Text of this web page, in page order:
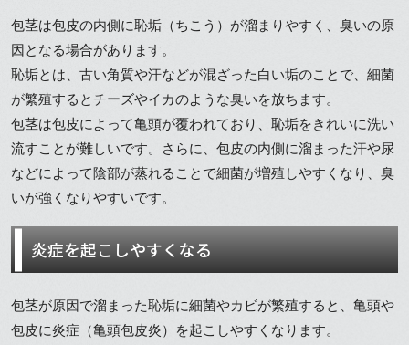
包茎は包皮の内側に恥垢（ちこう）が溜まりやすく、臭いの原
因となる場合があります。
恥垢とは、古い角質や汗などが混ざった白い垢のことで、細菌
が繁殖するとチーズやイカのような臭いを放ちます。
包茎は包皮によって亀頭が覆われており、恥垢をきれいに洗い
流すことが難しいです。さらに、包皮の内側に溜まった汗や尿
などによって陰部が蒸れることで細菌が増殖しやすくなり、臭
いが強くなりやすいです。
炎症を起こしやすくなる
包茎が原因で溜まった恥垢に細菌やカビが繁殖すると、亀頭や
包皮に炎症（亀頭包皮炎）を起こしやすくなります。